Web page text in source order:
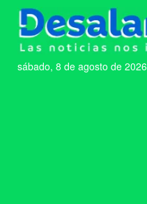
sábado, 8 de agosto de 2026